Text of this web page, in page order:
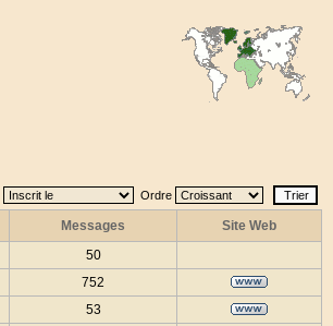
Ordre
Messages
Site Web
50
752
53